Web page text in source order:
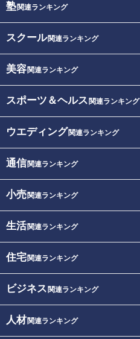
塾関連ランキング
スクール関連ランキング
美容関連ランキング
スポーツ＆ヘルス 関連ランキング
ウエディング関連ランキング
通信関連ランキング
小売関連ランキング
生活関連ランキング
住宅関連ランキング
ビジネス 関連ランキング
人材関連ランキング